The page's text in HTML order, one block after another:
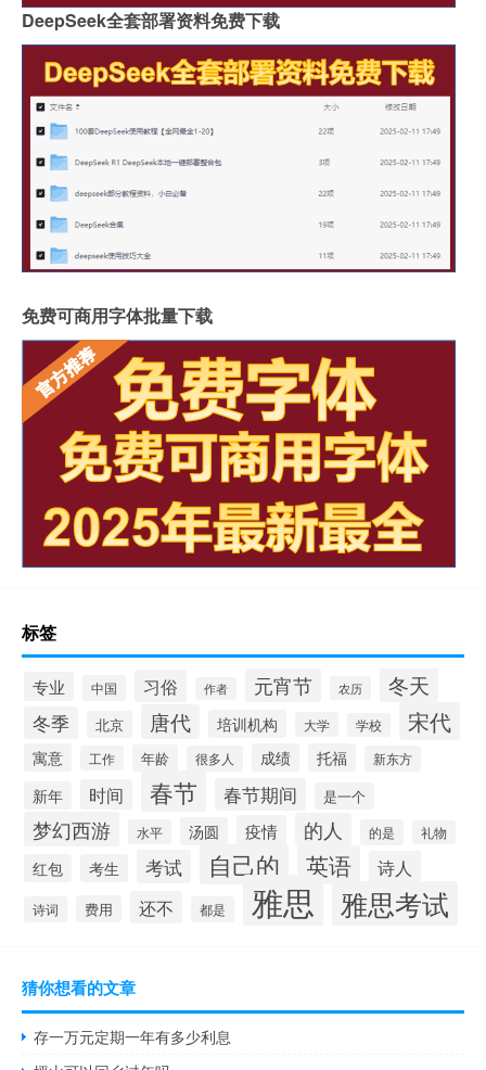
DeepSeek全套部署资料免费下载
免费可商用字体批量下载
标签
专业 中国 习俗 作者 元宵节 农历 冬天
冬季 北京 唐代 培训机构 大学 学校 宋代
寓意 工作 年龄 很多人 成绩 托福 新东方
新年 时间 春节 春节期间 是一个
梦幻西游 水平 汤圆 疫情 的人 的是 礼物
红包 考生 考试 自己的 英语 诗人
诗词 费用 还不 都是 雅思 雅思考试
猜你想看的文章
存一万元定期一年有多少利息